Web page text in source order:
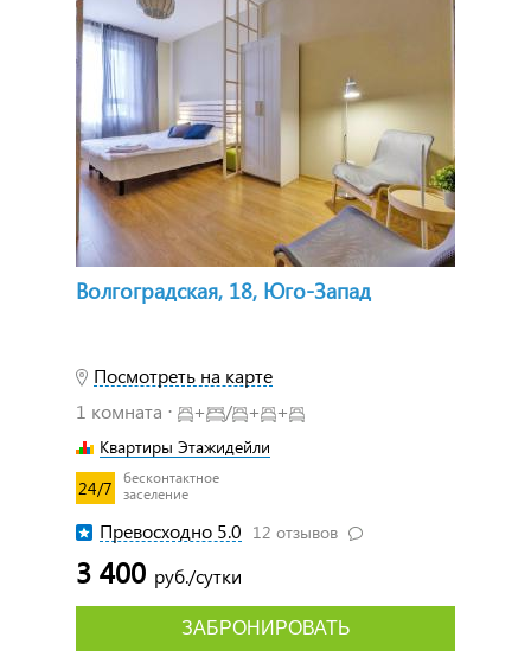
Волгоградская, 18, Юго-Запад
Посмотреть на карте
1 комната ⋅
+ / + +
Квартиры Этажидейли
24/7
бесконтактное
заселение
Превосходно 5.0 12 отзывов
3 400 руб./сутки
ЗАБРОНИРОВАТЬ